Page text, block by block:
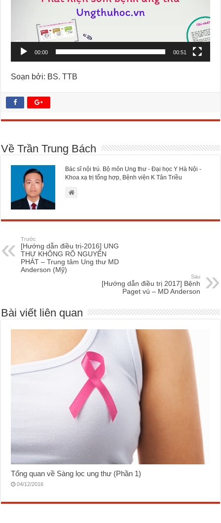
00:00 00:51
Soạn bởi: BS. TTB
Về Trần Trung Bách
Bác sĩ nội trú. Bộ môn Ung thư - Đại học Y Hà Nội -
Khoa xạ trị tổng hợp, Bệnh viện K Tân Triều
Trước
[Hướng dẫn điều trị-2016] UNG
THƯ KHÔNG RÕ NGUYÊN
PHÁT – Trung tâm Ung thư MD
Anderson (Mỹ)
Sau
[Hướng dẫn điều trị 2017] Bệnh
Paget vú – MD Anderson
Bài viết liên quan
Tổng quan về Sàng lọc ung thư (Phần 1)
04/12/2016